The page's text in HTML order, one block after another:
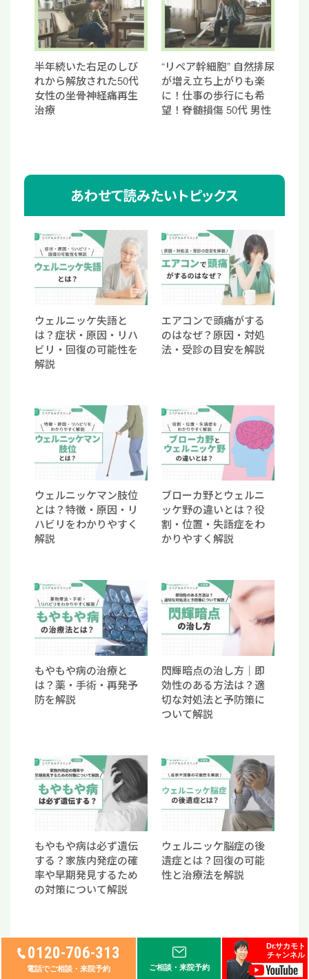
0120-706-313
電話でご相談・来院予約 ご相談・来院予約
Dr.サカモト
チャンネル
半年続いた右足のしび
れから解放された50代
女性の坐骨神経痛再生
治療
“リペア幹細胞” 自然排尿
が増え立ち上がりも楽
に！仕事の歩行にも希
望！脊髄損傷 50代 男性
あわせて読みたいトピックス
ウェルニッケ失語と
は？症状・原因・リハ
ビリ・回復の可能性を
解説
エアコンで頭痛がする
のはなぜ？原因・対処
法・受診の目安を解説
ウェルニッケマン肢位
とは？特徴・原因・リ
ハビリをわかりやすく
解説
ブローカ野とウェルニ
ッケ野の違いとは？役
割・位置・失語症をわ
かりやすく解説
もやもや病の治療と
は？薬・手術・再発予
防を解説
閃輝暗点の治し方｜即
効性のある方法は？適
切な対処法と予防策に
ついて解説
もやもや病は必ず遺伝
する？家族内発症の確
率や早期発見するため
の対策について解説
ウェルニッケ脳症の後
遺症とは？回復の可能
性と治療法を解説